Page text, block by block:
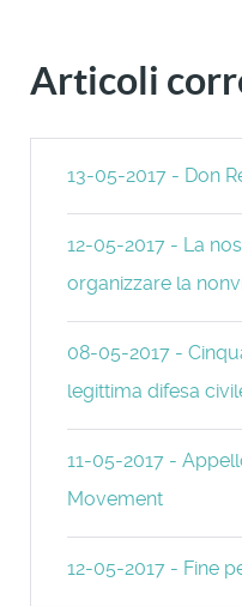
Articoli
13-05-2017 - Don
12-05-2017 - La
organizzare la
08-05-2017 -
legittima difesa
11-05-2017 -
Movement
12-05-2017 - Fine